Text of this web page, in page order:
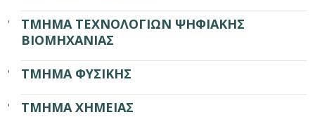
ΤΜΗΜΑ ΤΕΧΝΟΛΟΓΙΩΝ ΨΗΦΙΑΚΗΣ
ΒΙΟΜΗΧΑΝΙΑΣ
ΤΜΗΜΑ ΦΥΣΙΚΗΣ
ΤΜΗΜΑ ΧΗΜΕΙΑΣ